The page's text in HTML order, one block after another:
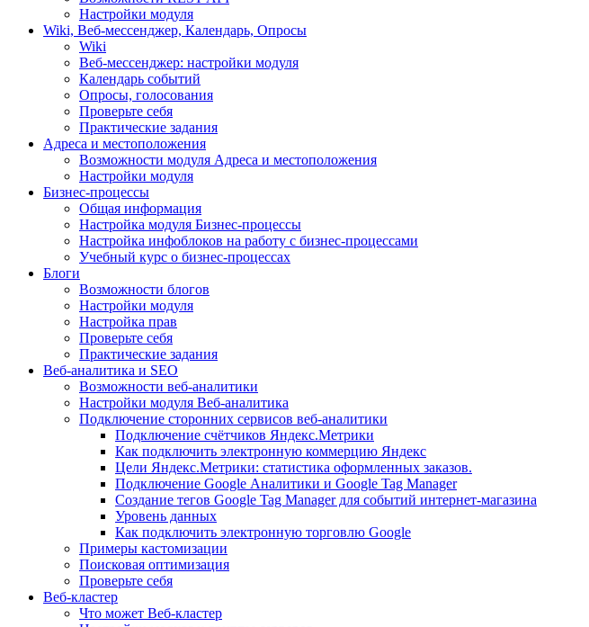
Настройки модуля
Wiki, Веб-мессенджер, Календарь, Опросы
Wiki
Веб-мессенджер: настройки модуля
Календарь событий
Опросы, голосования
Проверьте себя
Практические задания
Адреса и местоположения
Возможности модуля Адреса и местоположения
Настройки модуля
Бизнес-процессы
Общая информация
Настройка модуля Бизнес-процессы
Настройка инфоблоков на работу с бизнес-процессами
Учебный курс о бизнес-процессах
Блоги
Возможности блогов
Настройки модуля
Настройка прав
Проверьте себя
Практические задания
Веб-аналитика и SEO
Возможности веб-аналитики
Настройки модуля Веб-аналитика
Подключение сторонних сервисов веб-аналитики
Подключение счётчиков Яндекс.Метрики
Как подключить электронную коммерцию Яндекс
Цели Яндекс.Метрики: статистика оформленных заказов.
Подключение Google Аналитики и Google Tag Manager
Создание тегов Google Tag Manager для событий интернет-магазина
Уровень данных
Как подключить электронную торговлю Google
Примеры кастомизации
Поисковая оптимизация
Проверьте себя
Веб-кластер
Что может Веб-кластер